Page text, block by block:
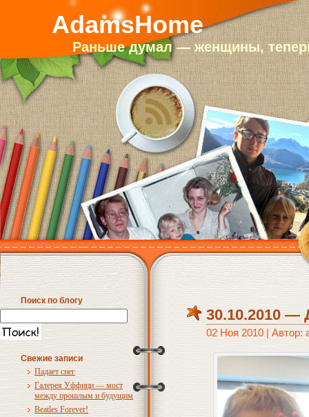
AdamsHome
Раньше думал — женщины,
Поиск по блогу
Свежие записи
Падает снег
Галерея Уффици — мост
между прошлым и будущим
Beatles Forever!
30.10.2010 —
02 Ноя 2010 | Автор: